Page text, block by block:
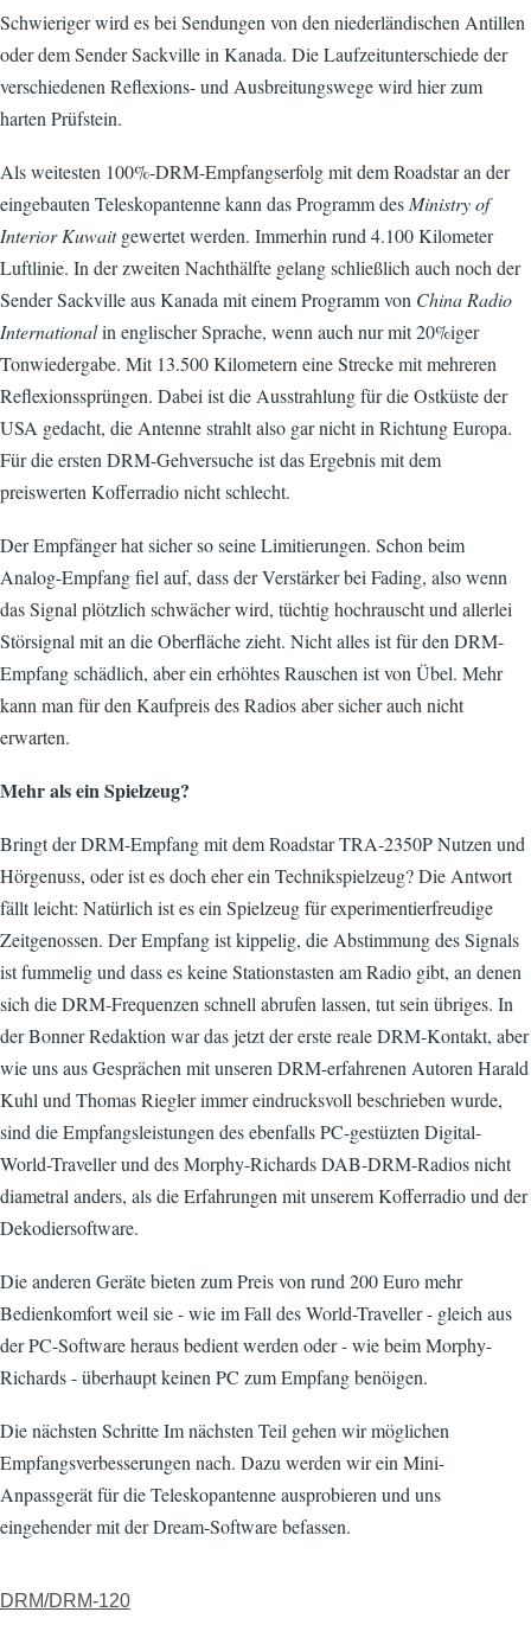
Schwieriger wird es bei Sendungen von den niederländischen Antillen
oder dem Sender Sackville in Kanada. Die Laufzeitunterschiede der
verschiedenen Reflexions- und Ausbreitungswege wird hier zum
harten Prüfstein.
Als weitesten 100%-DRM-Empfangserfolg mit dem Roadstar an der
eingebauten Teleskopantenne kann das Programm des Ministry of
Interior Kuwaitgewertet werden. Immerhin rund 4.100 Kilometer
Luftlinie. In der zweiten Nachthälfte gelang schließlich auch noch der
Sender Sackville aus Kanada mit einem Programm von China Radio
Internationalin englischer Sprache, wenn auch nur mit 20%iger
Tonwiedergabe. Mit 13.500 Kilometern eine Strecke mit mehreren
Reflexionssprüngen. Dabei ist die Ausstrahlung für die Ostküste der
USA gedacht, die Antenne strahlt also gar nicht in Richtung Europa.
Für die ersten DRM-Gehversuche ist das Ergebnis mit dem
preiswerten Kofferradio nicht schlecht.
Der Empfänger hat sicher so seine Limitierungen. Schon beim
Analog-Empfang fiel auf, dass der Verstärker bei Fading, also wenn
das Signal plötzlich schwächer wird, tüchtig hochrauscht und allerlei
Störsignal mit an die Oberfläche zieht. Nicht alles ist für den DRM-
Empfang schädlich, aber ein erhöhtes Rauschen ist von Übel. Mehr
kann man für den Kaufpreis des Radios aber sicher auch nicht
erwarten.
Mehr als ein Spielzeug?
Bringt der DRM-Empfang mit dem Roadstar TRA-2350P Nutzen und
Hörgenuss, oder ist es doch eher ein Technikspielzeug? Die Antwort
fällt leicht: Natürlich ist es ein Spielzeug für experimentierfreudige
Zeitgenossen. Der Empfang ist kippelig, die Abstimmung des Signals
ist fummelig und dass es keine Stationstasten am Radio gibt, an denen
sich die DRM-Frequenzen schnell abrufen lassen, tut sein übriges. In
der Bonner Redaktion war das jetzt der erste reale DRM-Kontakt, aber
wie uns aus Gesprächen mit unseren DRM-erfahrenen Autoren Harald
Kuhl und Thomas Riegler immer eindrucksvoll beschrieben wurde,
sind die Empfangsleistungen des ebenfalls PC-gestüzten Digital-
World-Traveller und des Morphy-Richards DAB-DRM-Radios nicht
diametral anders, als die Erfahrungen mit unserem Kofferradio und der
Dekodiersoftware.
Die anderen Geräte bieten zum Preis von rund 200 Euro mehr
Bedienkomfort weil sie - wie im Fall des World-Traveller - gleich aus
der PC-Software heraus bedient werden oder - wie beim Morphy-
Richards - überhaupt keinen PC zum Empfang benöigen.
Die nächsten Schritte Im nächsten Teil gehen wir möglichen
Empfangsverbesserungen nach. Dazu werden wir ein Mini-
Anpassgerät für die Teleskopantenne ausprobieren und uns
eingehender mit der Dream-Software befassen.
DRM/DRM-120